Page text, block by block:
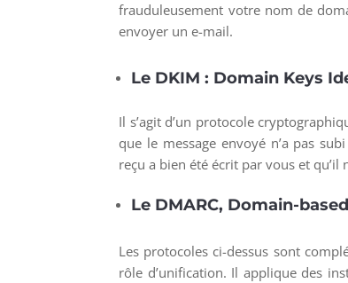
frauduleusement votre nom de
envoyer un e-mail.
Le DKIM : Domain Keys
Il s’agit d’un protocole
que le message envoyé n’a pas
reçu a bien été écrit par vous et
Le DMARC, Domain-
Les protocoles ci-dessus sont
rôle d’unification. Il applique des